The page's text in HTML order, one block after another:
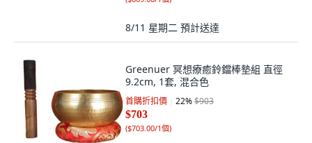
8/11 星期二 預計送達
Greenuer 冥想療癒鈴鐺棒墊組 直徑
9.2cm, 1套, 混合色
首購折扣價 22%$903
$703
($703.00/1個)